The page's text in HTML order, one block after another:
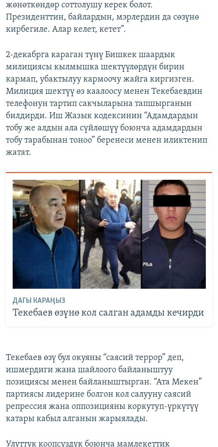
жөнөткөндөр соттолушу керек болот.
Президенттин, байлардын, мэрлердин да сөзүнө
кирбегиле. Алар келет, кетет”.
2-декабрга караган түнү Бишкек шаардык
милициясы кылмышка шектүүлөрдүн бирин
кармап, убактылуу кармоочу жайга киргизген.
Милиция шектүү өз каалоосу менен Текебаевдин
телефонун тартип сакчыларына тапшырганын
билдирди. Иш Жазык кодексинин “Адамдардын
тобу же алдын ала сүйлөшүү боюнча адамдардын
тобу тарабынан тоноо” беренеси менен иликтенип
жатат.
ДАГЫ КАРАҢЫЗ
Текебаев өзүнө кол салган адамды кечирди
Текебаев өзү бул окуяны “саясий террор” деп,
ишмердиги жана шайлоого байланыштуу
позициясы менен байланыштырган. “Ата Мекен”
партиясы лидерине болгон кол салууну саясий
репрессия жана оппозицияны коркутуп-үркүтүү
катары кабыл алганын жарыялады.
Улуттук коопсуздук боюнча мамлекеттик